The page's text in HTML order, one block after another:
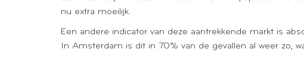
nu extra moeilijk.
Een andere indicator van deze aantrekkende markt is
In Amsterdam is dit in 70% van de gevallen al weer zo,